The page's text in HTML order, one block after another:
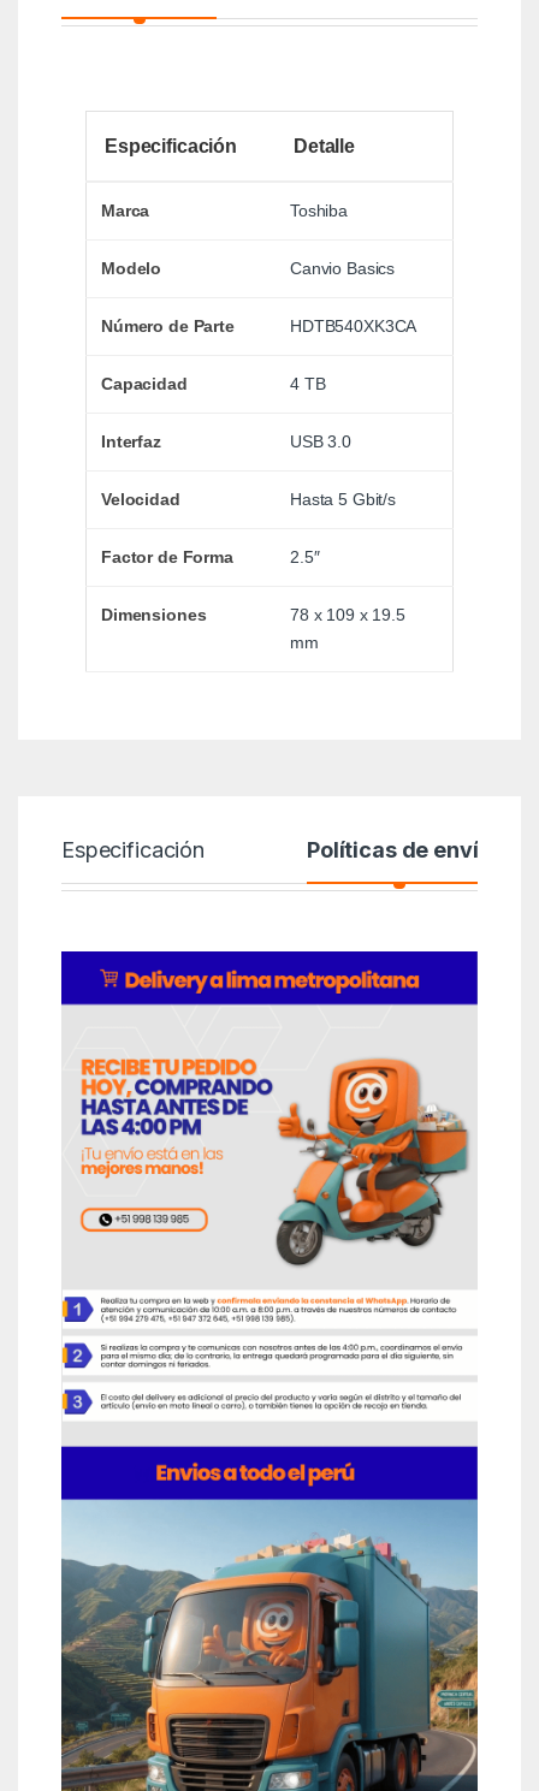
Especificación Detalle
Marca Toshiba
Modelo Canvio Basics
Número de Parte HDTB540XK3CA
Capacidad 4 TB
Interfaz USB 3.0
Velocidad Hasta 5 Gbit/s
Factor de Forma 2.5″
Dimensiones
78 x 109 x 19.5
mm
Especificación Políticas de envío